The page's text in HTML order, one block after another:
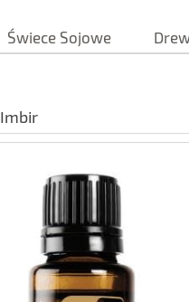
Świece Sojowe
Imbir